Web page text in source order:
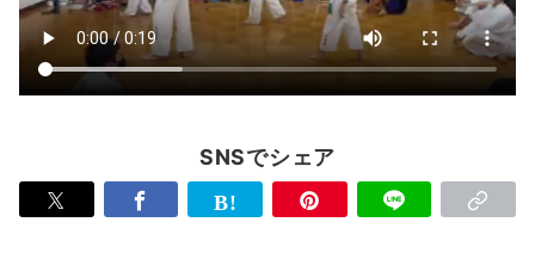
SNSでシェア